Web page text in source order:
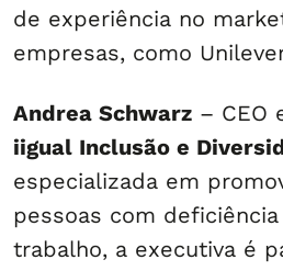
de experiência no
empresas, como
Andrea Schwarz – CEO
iigual Inclusão e
especializada em
pessoas com
trabalho, a executiva é